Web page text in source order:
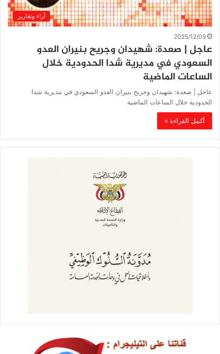
آراء وتقارير
2025/12/09
عاجل | صعدة: شهيدان وجريح بنيران العدو
السعودي في مديرية شدا الحدودية خلال
الساعات الماضية
عاجل | صعدة: شهيدان وجريح بنيران العدو السعودي في مديرية شدا
الحدودية خلال الساعات الماضية
أكمل القراءة »